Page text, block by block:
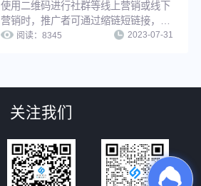
使用二维码进行社群等线上营销或线下
营销时，推广者可通过缩链短链接，将
长链接一键缩短的同时生成对应二维
阅读：8345 2023-07-31
关注我们